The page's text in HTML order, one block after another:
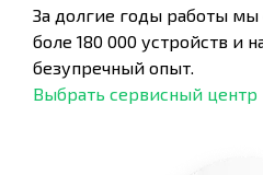
За долгие годы работы
боле 180 000 устройств и
безупречный опыт.
Выбрать сервисный центр